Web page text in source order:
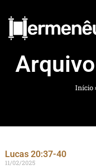
Início
Lucas 20:37-40
11/02/2025